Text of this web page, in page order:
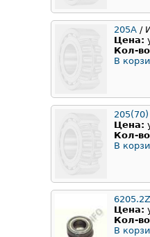
205А /
Цена:
Кол-
В
205(70)
Цена:
Кол-
В
Цена:
Кол-
В